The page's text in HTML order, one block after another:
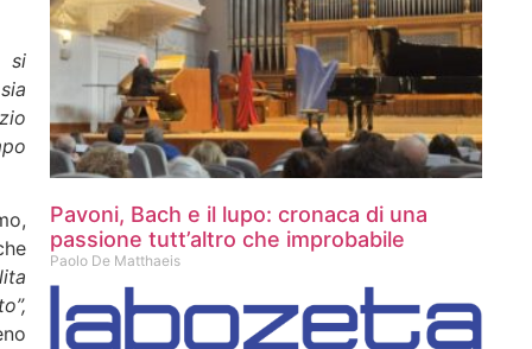
si
Pavoni, Bach e il lupo: cronaca di una
passione tutt’altro che improbabile
Paolo De Matthaeis